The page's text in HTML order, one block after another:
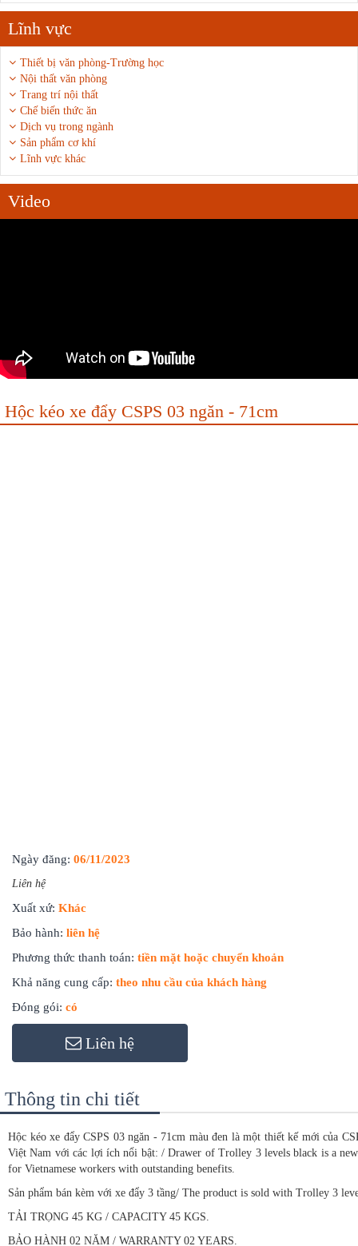
Lĩnh vực
Thiết bị văn phòng-Trường học
Nội thất văn phòng
Trang trí nội thất
Chế biến thức ăn
Dịch vụ trong ngành
Sản phẩm cơ khí
Lĩnh vực khác
Video
Hộc kéo xe đẩy CSPS 03 ngăn - 71cm
Ngày đăng: 06/11/2023
Liên hệ
Xuất xứ: Khác
Bảo hành: liên hệ
Phương thức thanh toán: tiền mặt hoặc chuyển khoản
Khả năng cung cấp: theo nhu cầu của khách hàng
Đóng gói: có
Liên hệ
Thông tin chi tiết
Hộc kéo xe đẩy CSPS 03 ngăn - 71cm màu đen là một thiết kế mới của
Việt Nam với các lợi ích nổi bật: / Drawer of Trolley 3 levels black is a
for Vietnamese workers with outstanding benefits.
Sản phẩm bán kèm với xe đẩy 3 tầng/ The product is sold with Trolley 3
TẢI TRỌNG 45 KG / CAPACITY 45 KGS.
BẢO HÀNH 02 NĂM / WARRANTY 02 YEARS.